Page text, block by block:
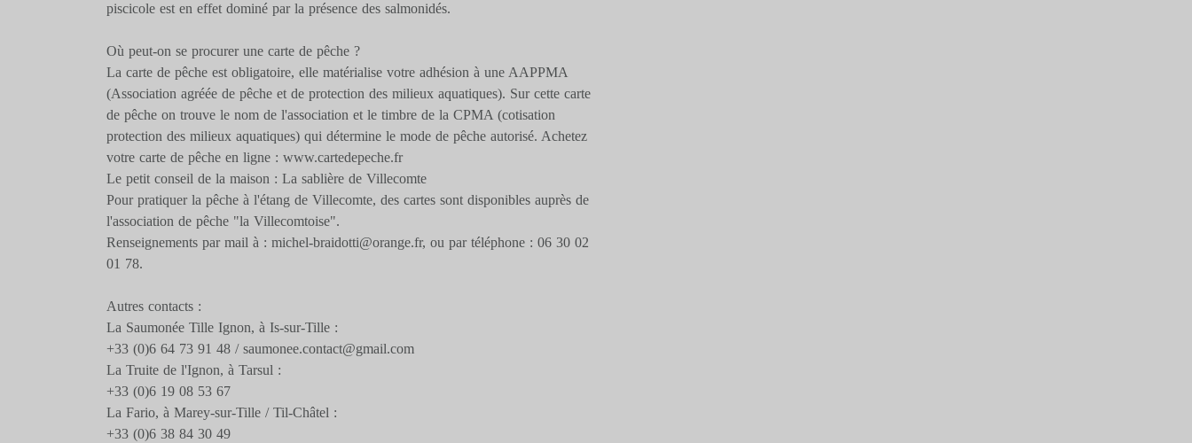
piscicole est en effet dominé par la présence des salmonidés.
Où peut-on se procurer une carte de pêche ?
La carte de pêche est obligatoire, elle matérialise votre adhésion à une AAPPMA
(Association agréée de pêche et de protection des milieux aquatiques). Sur cette carte
de pêche on trouve le nom de l'association et le timbre de la CPMA (cotisation
protection des milieux aquatiques) qui détermine le mode de pêche autorisé. Achetez
votre carte de pêche en ligne : www.cartedepeche.fr
Le petit conseil de la maison : La sablière de Villecomte
Pour pratiquer la pêche à l'étang de Villecomte, des cartes sont disponibles auprès de
l'association de pêche "la Villecomtoise".
Renseignements par mail à : michel-braidotti@orange.fr, ou par téléphone : 06 30 02
01 78.
Autres contacts :
La Saumonée Tille Ignon, à Is-sur-Tille :
+33 (0)6 64 73 91 48 / saumonee.contact@gmail.com
La Truite de l'Ignon, à Tarsul :
+33 (0)6 19 08 53 67
La Fario, à Marey-sur-Tille / Til-Châtel :
+33 (0)6 38 84 30 49